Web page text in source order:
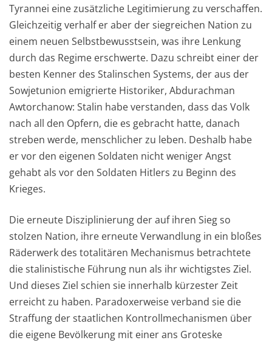
Tyrannei eine zusätzliche Legitimierung zu verschaffen.
Gleichzeitig verhalf er aber der siegreichen Nation zu
einem neuen Selbstbewusstsein, was ihre Lenkung
durch das Regime erschwerte. Dazu schreibt einer der
besten Kenner des Stalinschen Systems, der aus der
Sowjetunion emigrierte Historiker, Abdurachman
Awtorchanow: Stalin habe verstanden, dass das Volk
nach all den Opfern, die es gebracht hatte, danach
streben werde, menschlicher zu leben. Deshalb habe
er vor den eigenen Soldaten nicht weniger Angst
gehabt als vor den Soldaten Hitlers zu Beginn des
Krieges.
Die erneute Disziplinierung der auf ihren Sieg so
stolzen Nation, ihre erneute Verwandlung in ein bloßes
Räderwerk des totalitären Mechanismus betrachtete
die stalinistische Führung nun als ihr wichtigstes Ziel.
Und dieses Ziel schien sie innerhalb kürzester Zeit
erreicht zu haben. Paradoxerweise verband sie die
Straffung der staatlichen Kontrollmechanismen über
die eigene Bevölkerung mit einer ans Groteske